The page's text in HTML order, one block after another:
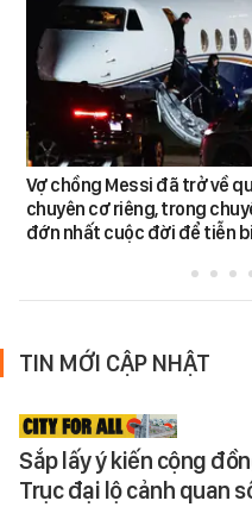
Vợ chồng Messi đã trở về
chuyên cơ riêng, trong
đớn nhất cuộc đời để tiễn
TIN MỚI CẬP NHẬT
Sắp lấy ý kiến cộng
Trục đại lộ cảnh quan